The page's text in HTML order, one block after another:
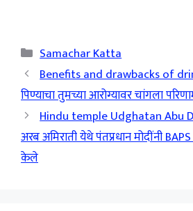
Categories
Samachar Katta
Benefits and drawbacks of
पिण्याचा तुमच्या आरोग्यावर चांगला
Hindu temple Udghatan Abu
अरब अमिराती येथे पंतप्रधान मोदींनी
केले